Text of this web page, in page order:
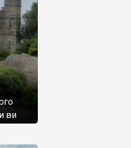
ви